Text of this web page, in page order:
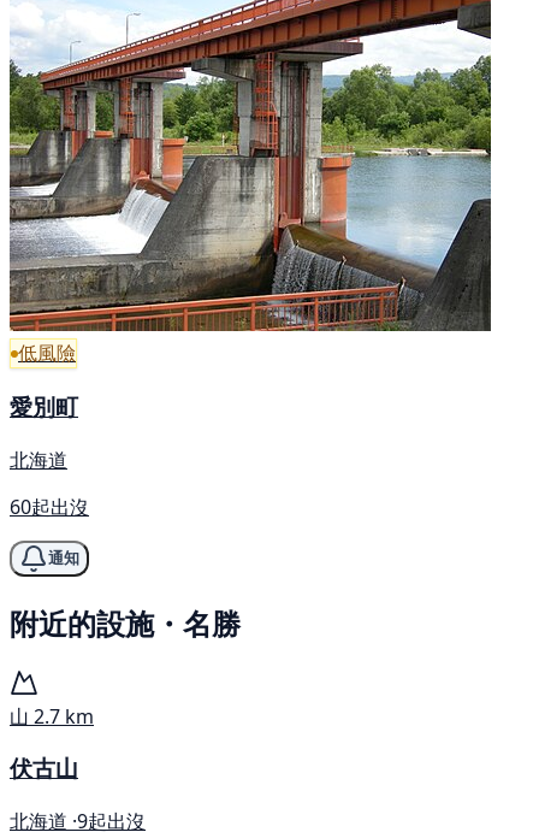
低風險
愛別町
北海道
60起出沒
通知
附近的設施・名勝
山 2.7 km
伏古山
北海道 ·9起出沒